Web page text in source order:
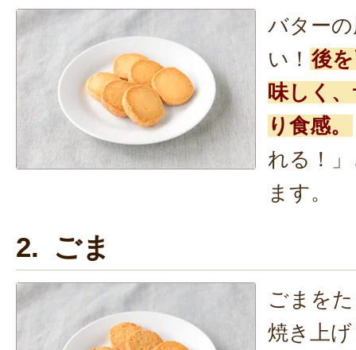
バター
い！ 後
味しく
り食感。
れる！
ます。
2. ごま
ごまを
焼き上